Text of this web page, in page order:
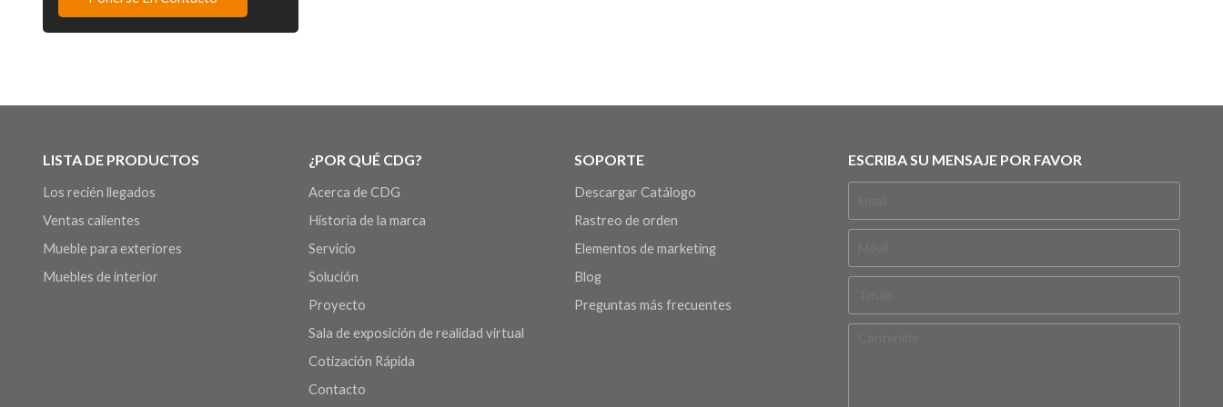
LISTA DE PRODUCTOS
Los recién llegados
Ventas calientes
Mueble para exteriores
Muebles de interior
¿POR QUÉ CDG?
Acerca de CDG
Historia de la marca
Servicio
Solución
Proyecto
Sala de exposición de realidad virtual
Cotización Rápida
Contacto
SOPORTE
Descargar Catálogo
Rastreo de orden
Elementos de marketing
Blog
Preguntas más frecuentes
ESCRIBA SU MENSAJE POR FAVOR